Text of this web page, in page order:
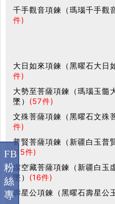
千手觀音項鍊（瑪瑙千手觀
件)
大日如來項鍊（黑曜石大日
件)
大勢至菩薩項鍊（瑪瑙玉髓
墜） (57件)
文殊菩薩項鍊（黑曜石文殊
件)
普賢菩薩項鍊（新疆白玉普
(15件)
虛空藏菩薩項鍊（新疆白玉
墜） (16件)
壽星公項鍊（黑曜石壽星公
FB
粉
絲
專